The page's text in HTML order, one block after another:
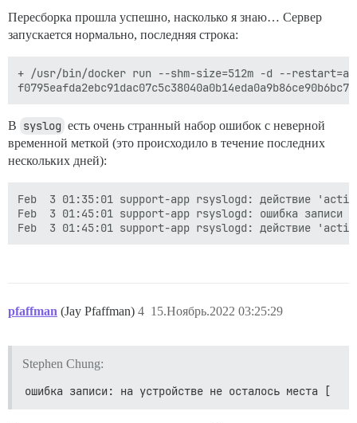
Пересборка прошла успешно, насколько я знаю… Сервер
запускается нормально, последняя строка:
+ /usr/bin/docker run --shm-size=512m -d --restart=always -e
В syslog есть очень странный набор ошибок с неверной
временной меткой (это происходило в течение последних
нескольких дней):
Feb  3 01:35:01 support-app rsyslogd: действие
Feb  3 01:45:01 support-app rsyslogd: ошибка записи
pfaffman (Jay Pfaffman) 15.Ноябрь.2022 03:25:29
4
Stephen Chung:
ошибка записи: на устройстве не осталось места [